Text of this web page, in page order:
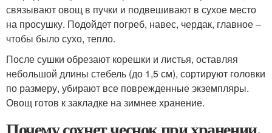
связывают овощ в пучки и подвешивают в сухое место
на просушку. Подойдет погреб, навес, чердак, главное –
чтобы было сухо, тепло.
После сушки обрезают корешки и листья, оставляя
небольшой длины стебель (до 1,5 см), сортируют головки
по размеру, убирают все поврежденные экземпляры.
Овощ готов к закладке на зимнее хранение.